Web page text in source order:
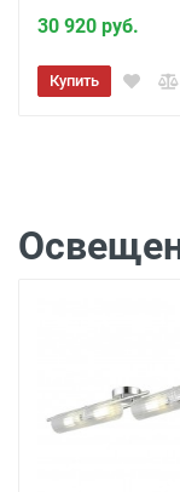
30 920 руб.
Купить